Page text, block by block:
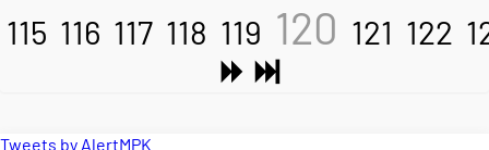
115 116 117 118 119 120 121 122
Tweets by AlertMPK